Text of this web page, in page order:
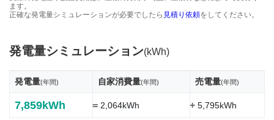
ます。
正確な発電量シミュレーションが必要でしたら 見積り依頼をしてください。
発電量シミュレーション(kWh)
発電量(年間) 自家消費量(年間) 売電量(年間)
7,859kWh =2,064kWh +5,795kWh